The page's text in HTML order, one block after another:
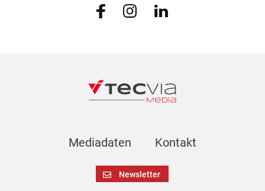
Mediadaten Kontakt
Newsletter